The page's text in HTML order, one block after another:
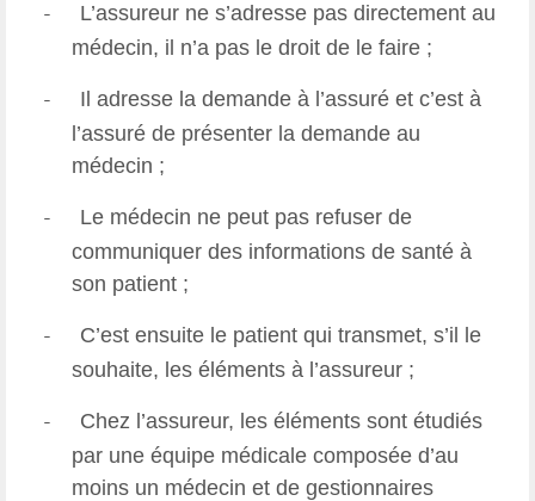
-
L’assureur ne s’adresse pas directement au
médecin, il n’a pas le droit de le faire ;
-
Il adresse la demande à l’assuré et c’est à
l’assuré de présenter la demande au
médecin ;
-
Le médecin ne peut pas refuser de
communiquer des informations de santé à
son patient ;
-
C’est ensuite le patient qui transmet, s’il le
souhaite, les éléments à l’assureur ;
-
Chez l’assureur, les éléments sont étudiés
par une équipe médicale composée d’au
moins un médecin et de gestionnaires